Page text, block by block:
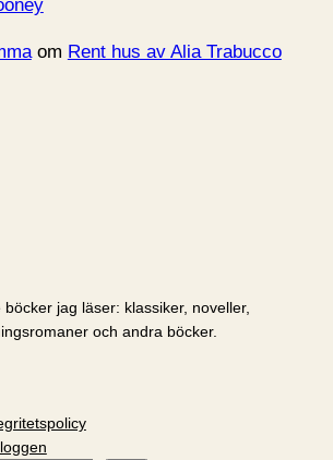
om Rent hus av Alia Trabucco
jag läser: klassiker, noveller,
och andra böcker.